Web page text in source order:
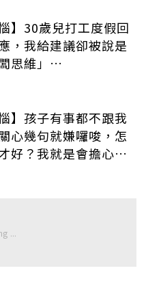
惱】30歲兒打工度假回
，我給建議卻被說是
闆思維」…
惱】孩子有事都不跟我
心幾句就嫌囉唆，怎
好？我就是會擔心